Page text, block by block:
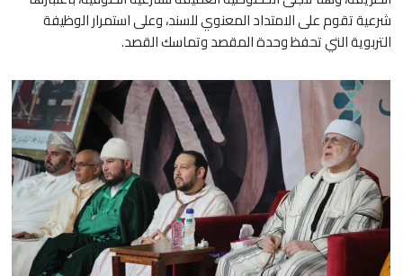
شرعية تقوم على الامتداد المعنوي للسند، وعلى استمرار الوظيفة
التربوية التي تحفظ وحدة المقصد وتماسك القصد.